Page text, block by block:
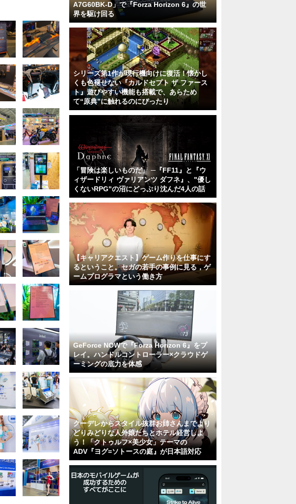
A7G60BK-D」で『Forza Horizon 6』の世
界を駆け回る
シリーズ第1作が現行機向けに復活！懐かし
くも色褪せない『カルドセプト ザ ファース
ト』遊びやすい機能も搭載で、あらため
て“原典”に触れるのにぴったり
「冒険は楽しいものだ」 ─『FF11』と『ウ
ィザードリィ ヴァリアンツ ダフネ』、"優し
くないRPG"の沼にどっぷり沈んだ4人の話
【キャリアクエスト】ゲーム作りを仕事にす
るということ。セガの若手の事例に見る，ゲ
ームプログラマという働き方
GeForce NOWで『Forza Horizon 6』をプ
レイ。ハンドルコントローラー×クラウドゲ
ーミングの底力を体感
クーデレからスタイル抜群お姉さんまでより
どりみどりな人外娘たちとホテル経営しよ
う！「クトゥルフ×美少女」テーマの
ADV『ヨグ=ソトースの庭』が日本語対応